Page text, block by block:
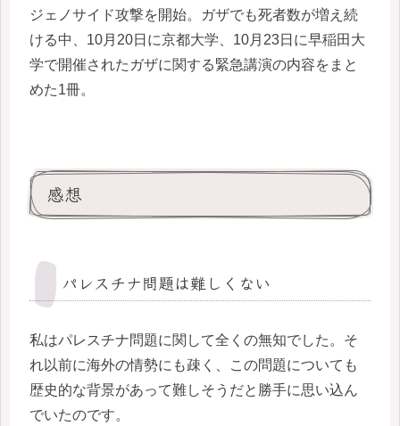
ジェノサイド攻撃を開始。ガザでも死者数が増え続
ける中、10月20日に京都大学、10月23日に早稲田大
学で開催されたガザに関する緊急講演の内容をまと
めた1冊。
感想
パレスチナ問題は難しくない
私はパレスチナ問題に関して全くの無知でした。そ
れ以前に海外の情勢にも疎く、この問題についても
歴史的な背景があって難しそうだと勝手に思い込ん
でいたのです。